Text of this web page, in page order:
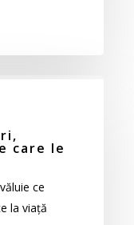
care le
ce
la viață